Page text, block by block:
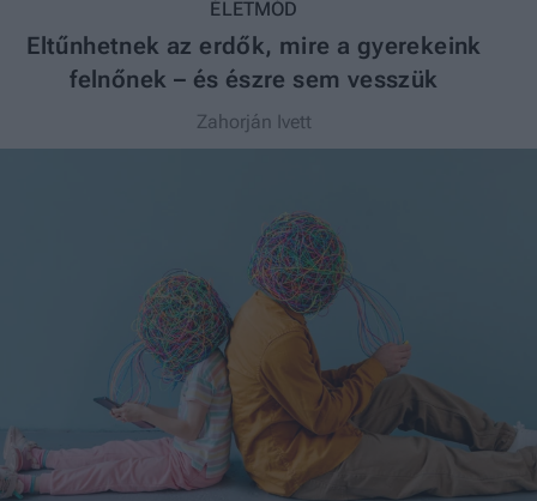
ÉLETMÓD
Eltűnhetnek az erdők, mire a gyerekeink
felnőnek – és észre sem vesszük
Zahorján Ivett